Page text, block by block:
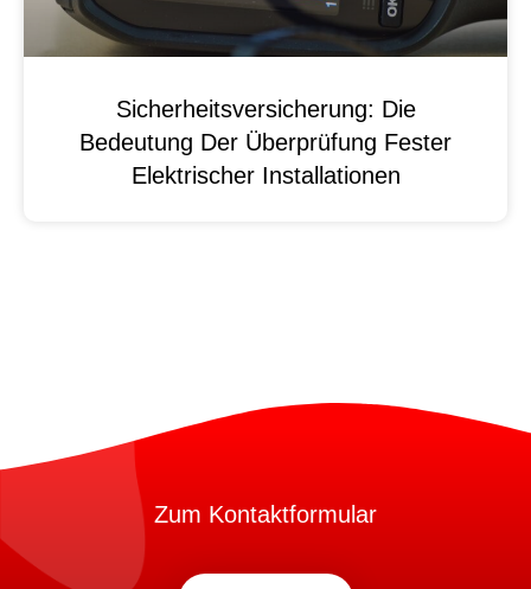
Sicherheitsversicherung: Die
Bedeutung Der Überprüfung Fester
Elektrischer Installationen
Zum Kontaktformular